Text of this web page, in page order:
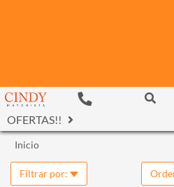
OFERTAS!!
Inicio
Filtrar por: